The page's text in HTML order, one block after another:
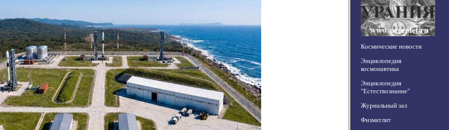
Космические новости
Энциклопедия
космонавтика
Энциклопедия
"Естествознание"
Журнальный зал
Физматлит